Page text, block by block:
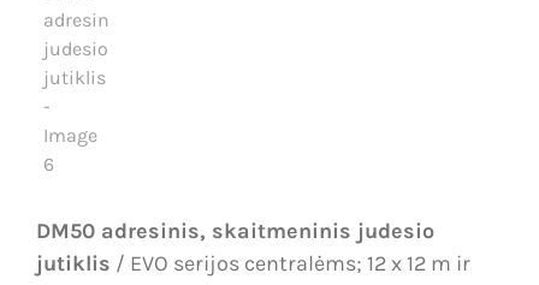
DM50 adresinis, skaitmeninis judesio
jutiklis / EVO serijos centralėms; 12 x 12 m ir